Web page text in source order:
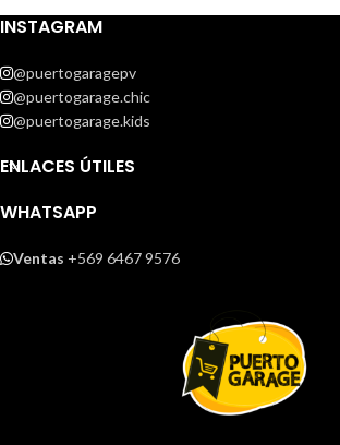
INSTAGRAM
@puertogaragepv
@puertogarage.chic
@puertogarage.kids
ENLACES ÚTILES
WHATSAPP
Ventas +569 6467 9576